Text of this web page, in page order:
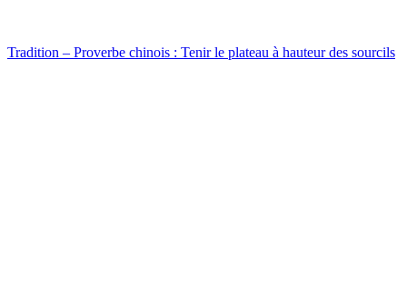
Tradition – Proverbe chinois : Tenir le plateau à hauteur des sourcils